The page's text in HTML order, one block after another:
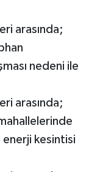
arasında;
nedeni ile
arasında;
enerji kesintisi